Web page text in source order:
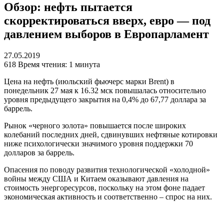
Обзор: нефть пытается
скорректироваться вверх, евро — под
давлением выборов в Европарламент
27.05.2019
618 Время чтения: 1 минута
Цена на нефть (июльский фьючерс марки Brent) в
понедельник 27 мая к 16.32 мск повышалась относительно
уровня предыдущего закрытия на 0,4% до 67,77 доллара за
баррель.
Рынок «черного золота» повышается после широких
колебаний последних дней, сдвинувших нефтяные котировки
ниже психологически значимого уровня поддержки 70
долларов за баррель.
Опасения по поводу развития технологической «холодной»
войны между США и Китаем оказывают давления на
стоимость энергоресурсов, поскольку на этом фоне падает
экономическая активность и соответственно – спрос на них.